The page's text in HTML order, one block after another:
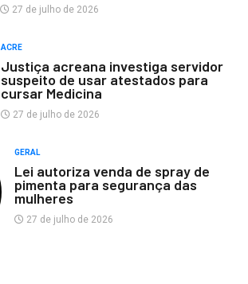
27 de julho de 2026
ACRE
Justiça acreana investiga servidor
suspeito de usar atestados para
cursar Medicina
27 de julho de 2026
GERAL
Lei autoriza venda de spray de
pimenta para segurança das
mulheres
27 de julho de 2026